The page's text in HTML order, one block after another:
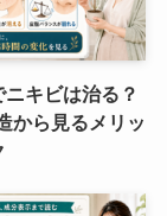
ニキビは治る？
から見るメリッ